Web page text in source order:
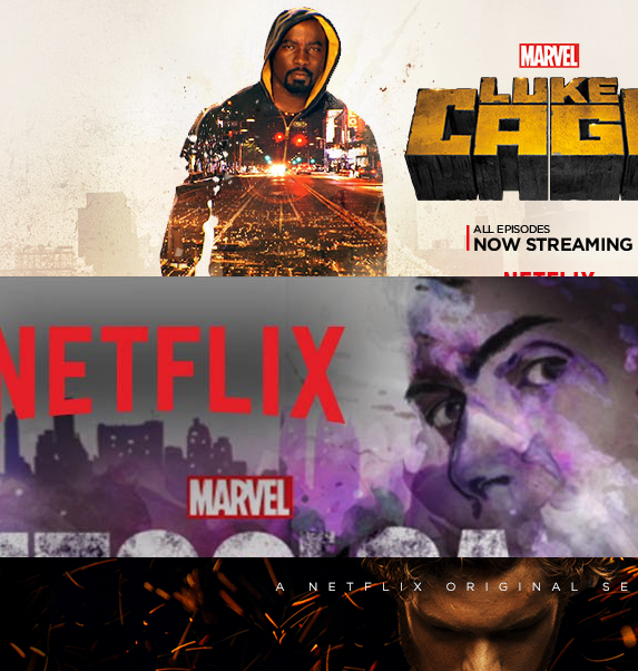
พลมืดกับ LUKE CAGE (2016) คนจริง..คงกระพัน
หตุปล้นอาวุธปืนของผู้มีอิทธิพลอย่าง คอตตอนเมาธ์ (มาเฮิร์ซชาล่า ลาซบาซ อาลี) และการตามล่า
ห้ เฮนรี่ ฮันเตอร์ หรือ ป๋า (แฟรงค์กี ไฟสัน) เจ้าของร้านตัดผมเปี่ยมคุณธรรมแห่งฮาร์เล็มถูกยิงตาย
ไฟแค้นที่สุมในใจของ ลุค เคจ (ไมค์ โคลเทอร์) ที่หมายโค่นเจ้าพ่อแห่งฮาร์เล็มอย่างคอตตอนเมาธ์
ม่ง่ายเพราะนอกจากต้องต่อกรกับ ไดมอนด์แบ็ค (อีริค ลาเรย์ ฮาร์วีย์) คู่แค้นร่วมสายเลือดแล้ว ยังมี
องท้องถิ่นอย่าง มาไรอาห์ ดิลลาร์ด (อัลเฟอร์ วูดาร์ด) สมาชิกสภาเทศบาลที่มีผลประโยชน์ทับซ้อน
นเมาธ์ โดย ลุค เคจ ยังต้องหาหลักฐานมาพิสูจน์ความจริงต่อ นักสืบ มิสตี ไนท์ (ซีโมน มิสซิค)
วที่เขาเคยมีสัมพันธ์สวาท เพื่อทวงความยุติธรรมกลับสู่ฮาร์เล็มอีกครั้ง
| 3414 days ago
ดีเด็ดฮีโร่ใน Jessica Jones(2015-) นักสืบสาวแสบ..พลังสลาตัน
watch?v=dALeZqF83FQ บาดแผลในอดีตกำลังจะกลับมาปลุกพลังฮีโร่ของ
ง สร้างสรรค์โดย : เมลิสสา โรเซนเบิร์ก (เขียนบทภาพยนตร์ชุด Twilight) เหมาะสำหรับ : คอหนัง
โร่ที่เน้นดราม่าหนักๆ คอหนังหรือซีรีส์แนวเฟมินิสต์ ออกอากาศทาง : สตรีมมิ่ง ซีซั่นแรกจำนวน 13
Netflix หลังโฮป ชล็อตแมน (อีริน มอริอาร์ตี) ฆ่าพ่อแม่ตัวเองต่อหน้าต่อตา เจสสิกา โจนส์ (คริส
ทอร์) นักสืบสาวแสบแห่งเฮลส์คิตเช่นได้ถูกดึงเข้าสู่เกมอันตรายถึงชีวิต และเพื่อช่วยโฮปให้พ้นตาราง
จำต้องสืบสาวหาตัว คิลเกรฟ (เดวิด เทนแนนท์) ชายผู้ดีที่มีพลังในการบงการมนุษย์ และเคยบังคับให้
คนตายมาแล้ว โดยนอกจาก เจรี โฮการ์ธ (แครี แอน มอสส์) ทนายเขี้ยวลากดินที่คอยหาหลักฐาน
เจสสิกา ยังสานสัมพันธ์กับ ลุค เคจ (ไมค์ โคลเทอร์) บาร์เทนเดอร์หนุ่มคงกระพันที่การตายของ
เขาอาจเกี่ยวพันกับอดีตอันเลวร้ายของเธอ บนหน้ากระดาษ เจสสิกา โจนส์…
| 3415 days ago
ร่สะเทือนบู๊ลิ้มคนสุดท้ายของ เดอะดีเฟนเดอร์ Iron Fist (2017-) กำปั้น
มหาประลัย